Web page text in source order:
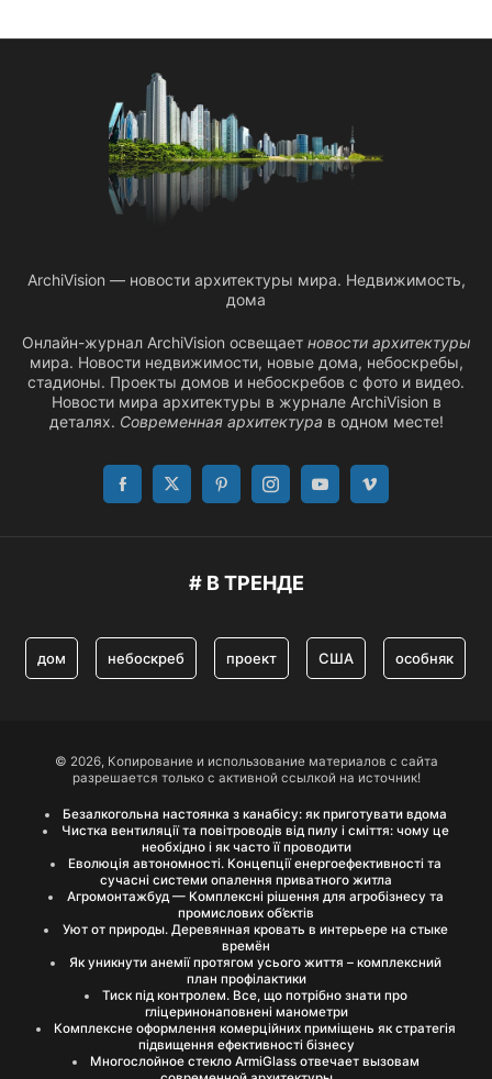
ArchiVision — новости архитектуры мира. Недвижимость,
дома
Онлайн-журнал ArchiVision освещает новости архитектуры
мира. Новости недвижимости, новые дома, небоскребы,
стадионы. Проекты домов и небоскребов с фото и видео.
Новости мира архитектуры в журнале ArchiVision в
деталях. Современная архитектура в одном месте!
# В ТРЕНДЕ
дом небоскреб проект США особняк
© 2026, Копирование и использование материалов с сайта
разрешается только с активной ссылкой на источник!
Безалкогольна настоянка з канабісу: як приготувати вдома
Чистка вентиляції та повітроводів від пилу і сміття: чому це
необхідно і як часто її проводити
Еволюція автономності. Концепції енергоефективності та
сучасні системи опалення приватного житла
Агромонтажбуд — Комплексні рішення для агробізнесу та
промислових об’єктів
Уют от природы. Деревянная кровать в интерьере на стыке
времён
Як уникнути анемії протягом усього життя – комплексний
план профілактики
Тиск під контролем. Все, що потрібно знати про
гліцеринонаповнені манометри
Комплексне оформлення комерційних приміщень як стратегія
підвищення ефективності бізнесу
Многослойное стекло ArmiGlass отвечает вызовам